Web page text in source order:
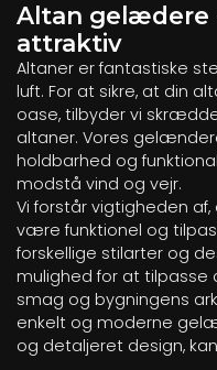
Altan gelædere
attraktiv
Altaner er fantastiske
luft. For at sikre, at din
oase, tilbyder vi
altaner. Vores
holdbarhed og
modstå vind og vejr.
Vi forstår vigtigheden
være funktionel og
forskellige stilarter og
mulighed for at tilpasse
smag og bygningens
enkelt og moderne
og detaljeret design,